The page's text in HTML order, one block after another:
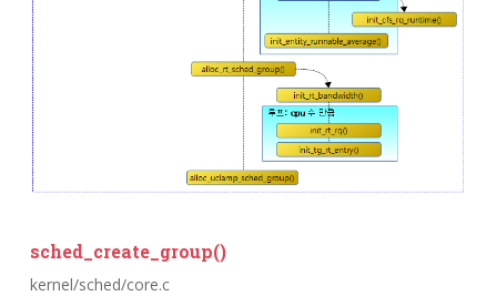
sched_create_group()
kernel/sched/core.c